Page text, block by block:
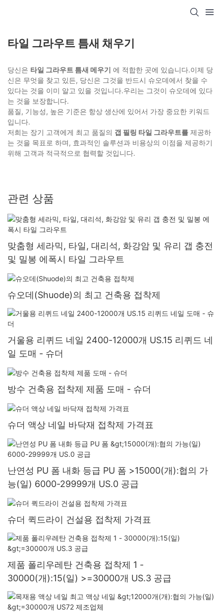
타일 ​​그라우트 틈새 채우기
당신은 타일 그라우트 틈새 메우기 에 적합한 곳에 있습니다.이제 당
신은 무엇을 찾고 있든, 당신은 그것을 반드시 슈오데에서 찾을 수
있다는 것을 이미 알고 있을 것입니다.우리는 그것이 슈오데에 있다
는 것을 보장합니다.
품질, 기능성, 높은 기준은 항상 생산에 있어서 가장 중요한 키워드
입니다.
저희는 장기 고객에게 최고 품질의 갭 필링 타일 그라우트를 제공하
는 것을 목표로 하며, 효과적인 솔루션과 비용상의 이점을 제공하기
위해 고객과 적극적으로 협력할 것입니다.
관련 상품
맞춤형 세라믹, 타일, 대리석, 화강암 및 유리 갭 충전
및 밀봉 에폭시 타일 그라우트
슈오데(Shuode)의 최고 건축용 접착제
거울용 리퀴드 네일 2400-12000개 US.15 리퀴드 네
일 도매 - 슈더
방수 건축용 접착제 제품 도매 - 슈더
슈더 액상 네일 바닥재 접착제 가격표
난연성 PU 폼 내화 등급 PU 폼 >15000(개):협의 가
능(일) 6000-29999개 US.0 공급
슈더 퀵드라이 건설용 접착제 가격표
제품 폴리우레탄 건축용 접착제 1 -
30000(개):15(일) >=30000개 US.3 공급